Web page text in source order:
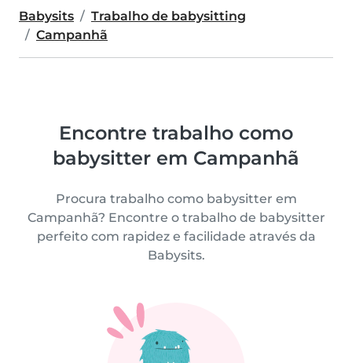
Babysits
Trabalho de babysitting
Campanhã
Encontre trabalho como
babysitter em Campanhã
Procura trabalho como babysitter em
Campanhã? Encontre o trabalho de babysitter
perfeito com rapidez e facilidade através da
Babysits.